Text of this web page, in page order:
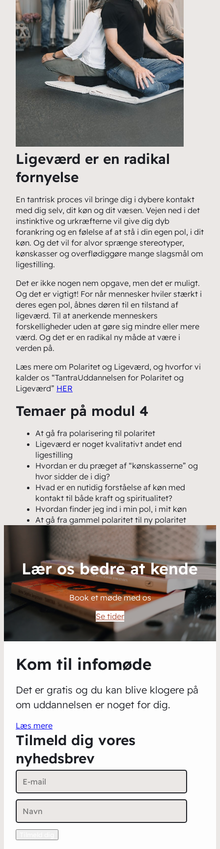
Ligeværd er en radikal
fornyelse
En tantrisk proces vil bringe dig i dybere kontakt
med dig selv, dit køn og dit væsen. Vejen ned i det
instinktive og urkræfterne vil give dig dyb
forankring og en følelse af at stå i din egen pol, i dit
køn. Og det vil for alvor sprænge stereotyper,
kønskasser og overflødiggøre mange slagsmål om
ligestilling.
Det er ikke nogen nem opgave, men det er muligt.
Og det er vigtigt! For når mennesker hviler stærkt i
deres egen pol, åbnes døren til en tilstand af
ligeværd. Til at anerkende menneskers
forskelligheder uden at gøre sig mindre eller mere
værd. Og det er en radikal ny måde at være i
verden på.
Læs mere om Polaritet og Ligeværd, og hvorfor vi
kalder os “TantraUddannelsen for Polaritet og
Ligeværd” HER
Temaer på modul 4
At gå fra polarisering til polaritet
Ligeværd er noget kvalitativt andet end
ligestilling
Hvordan er du præget af “kønskasserne” og
hvor sidder de i dig?
Hvad er en nutidig forståelse af køn med
kontakt til både kraft og spiritualitet?
Hvordan finder jeg ind i min pol, i mit køn
At gå fra gammel polaritet til ny polaritet
Lær os bedre at kende
Book et møde med os
Se tider
Kom til infomøde
Det er gratis og du kan blive klogere på
om uddannelsen er noget for dig.
Læs mere
Tilmeld dig vores
nyhedsbrev